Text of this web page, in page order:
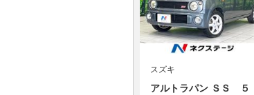
スズキ
アルトラパン ＳＳ ５